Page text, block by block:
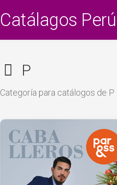
Catálagos Perú
P
Categoría para catálogos de P